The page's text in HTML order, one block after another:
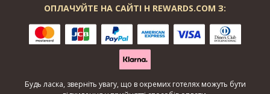
ОПЛАЧУЙТЕ НА САЙТІ H REWARDS.COM З:
Будь ласка, зверніть увагу, що в окремих готелях можуть бути